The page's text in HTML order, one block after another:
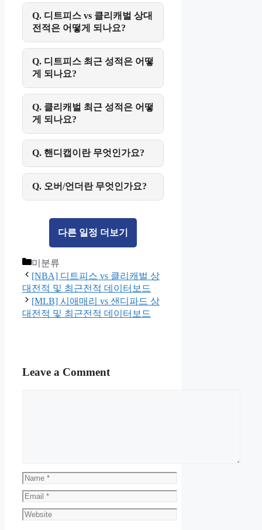
Q. 디트피스 vs 클리캐벌 상대
전적은 어떻게 되나요?
Q. 디트피스 최근 성적은 어떻
게 되나요?
Q. 클리캐벌 최근 성적은 어떻
게 되나요?
Q. 핸디캡이란 무엇인가요?
Q. 오버/언더란 무엇인가요?
다른 일정 더보기
Categories
미분류
[NBA] 디트피스 vs 클리캐벌 상
대전적 및 최근전적 데이터보드
[MLB] 시애매리 vs 샌디파드 상
대전적 및 최근전적 데이터보드
Leave a Comment
Name
Email
Website